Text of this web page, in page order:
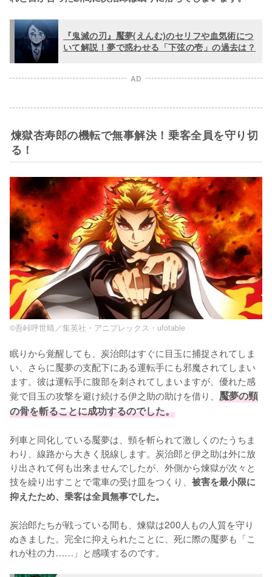
『鬼滅の刃』魘夢(えんむ)のセリフや血気術につ
いて解説！夢で惑わせる「下弦の壱」の過去は？
AD
煉獄杏寿郎の機転で無事解決！乗客全員を守り切
る！
©吾峠呼世晴／集英社・アニプレックス・ufotable
眠りから覚醒しても、炭治郎はすぐに目玉に捕捉されてしま
い、さらに魘夢の支配下にある運転手にも邪魔されてしまい
ます。彼は運転手に腹部を刺されてしまいますが、優れた感
覚で目玉の攻撃を避け続ける伊之助の助けを借り、 魘夢の頸
の骨を斬ることに成功するのでした。
列車と同化している魘夢は、頸を斬られて激しくのたうちま
わり、線路から大きく脱線します。炭治郎と伊之助は外に放
り出されて何も出来ませんでしたが、外側から煉獄が次々と
技を繰り出すことで電車の受け皿をつくり、 被害を最小限に
抑えたため、乗客は全員無事でした。
炭治郎たちが戦っている間も、煉獄は200人もの人質を守り
ぬきました。完全に抑えられたことに、死に際の魘夢も「こ
れが柱の力……」と感嘆するのです。